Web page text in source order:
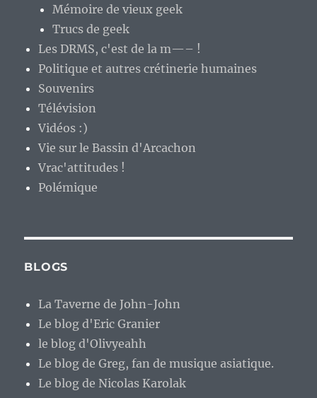
Mémoire de vieux geek
Trucs de geek
Les DRMS, c'est de la m—– !
Politique et autres crétinerie humaines
Souvenirs
Télévision
Vidéos :)
Vie sur le Bassin d'Arcachon
Vrac'attitudes !
Polémique
BLOGS
La Taverne de John-John
Le blog d'Eric Granier
le blog d'Olivyeahh
Le blog de Greg, fan de musique asiatique.
Le blog de Nicolas Karolak